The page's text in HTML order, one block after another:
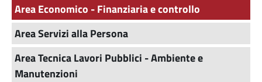
Area Economico - Finanziaria e controllo
Area Servizi alla Persona
Area Tecnica Lavori Pubblici - Ambiente e
Manutenzioni